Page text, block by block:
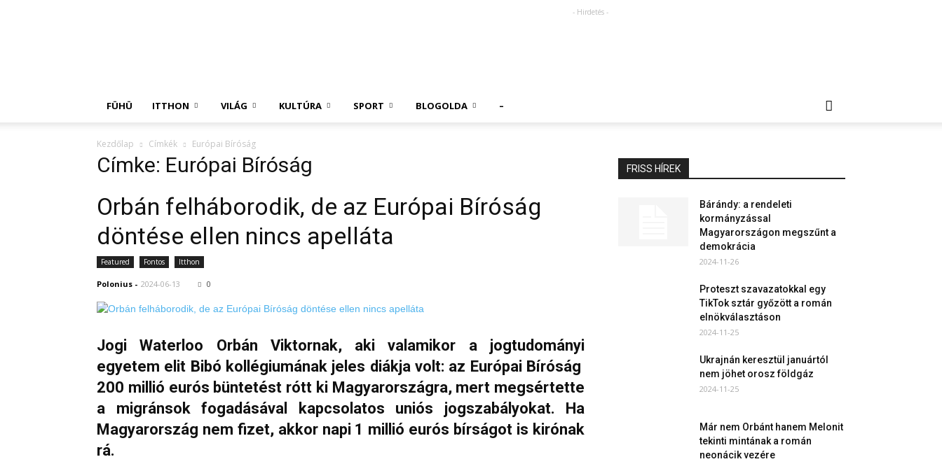
- Hirdetés -
FÜHÜ ITTHON VILÁG KULTÚRA SPORT BLOGOLDA –
Kezdőlap Címkék Európai Bíróság
Címke: Európai Bíróság
Orbán felháborodik, de az Európai Bíróság
döntése ellen nincs apelláta
Featured Fontos Itthon
Polonius - 2024-06-13 0
Jogi Waterloo Orbán Viktornak, aki valamikor a jogtudományi
egyetem elit Bibó kollégiumának jeles diákja volt: az Európai Bíróság
200 millió eurós büntetést rótt ki Magyarországra, mert megsértette
a migránsok fogadásával kapcsolatos uniós jogszabályokat. Ha
Magyarország nem fizet, akkor napi 1 millió eurós bírságot is kirónak
rá.
FRISS HÍREK
Bárándy: a rendeleti
kormányzással
Magyarországon megszűnt a
demokrácia
2024-11-26
Proteszt szavazatokkal egy
TikTok sztár győzött a román
elnökválasztáson
2024-11-25
Ukrajnán keresztül januártól
nem jöhet orosz földgáz
2024-11-25
Már nem Orbánt hanem Melonit
tekinti mintának a román
neonácik vezére